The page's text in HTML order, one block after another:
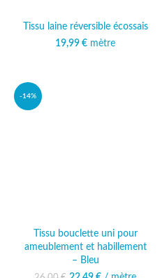
Tissu laine réversible écossais
19,99 € mètre
-14%
Tissu bouclette uni pour
ameublement et habillement
– Bleu